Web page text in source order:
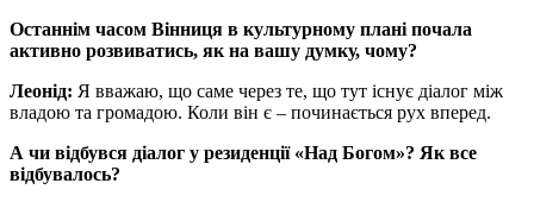
Останнім часом Вінниця в культурному плані почала
активно розвиватись, як на вашу думку, чому?
Леонід: Я вважаю, що саме через те, що тут існує діалог між
владою та громадою. Коли він є – починається рух вперед.
А чи відбувся діалог у резиденції «Над Богом»? Як все
відбувалось?